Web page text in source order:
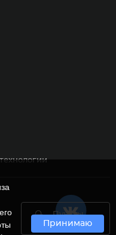
Пункты
самовывоза
Принимаю